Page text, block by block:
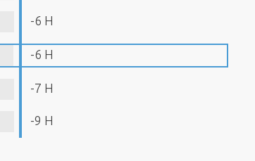
-6 H
-6 H
-7 H
-9 H